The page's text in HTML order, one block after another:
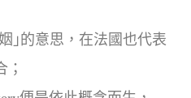
｣的意思，在法國也代表
；